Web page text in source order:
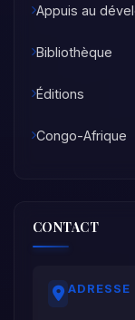
Appuis au
Bibliothèque
Éditions
Congo-Afrique
CONTACT
ADRESSE